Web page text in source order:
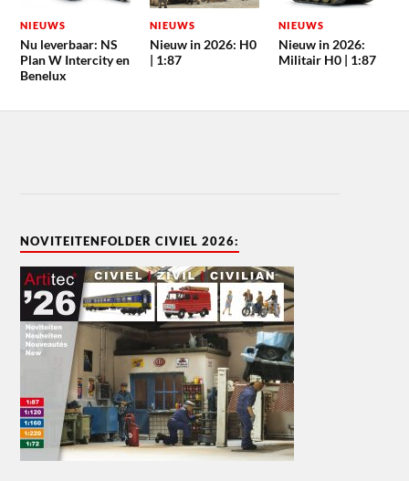
NIEUWS
Nu leverbaar: NS
Plan W Intercity en
Benelux
NIEUWS
Nieuw in 2026: H0
| 1:87
NIEUWS
Nieuw in 2026:
Militair H0 | 1:87
NOVITEITENFOLDER CIVIEL 2026: